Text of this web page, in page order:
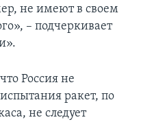
не имеют в своем
– подчеркивает
Россия не
ракет, по
не следует